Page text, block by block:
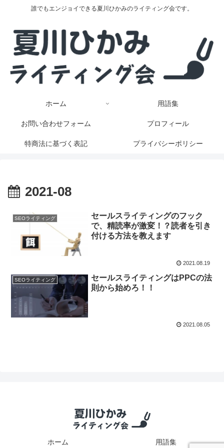
誰でもエンジョイできる夏川ひかみのライティング会です。
ホーム 用語集
お問い合わせフォーム プロフィール
特商法に基づく表記 プライバシーポリシー
2021-08
SEOライティング
セールスライティングのフック
で、精読率が激変！？読者を引き
付ける方法を教えます
2021.08.19
SEOライティング
セールスライティングはPPCの法
則から始めろ！！
2021.08.05
ホーム 用語集